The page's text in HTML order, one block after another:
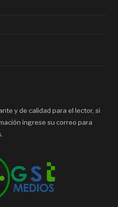
y de calidad para el lector, si
ingrese su correo para